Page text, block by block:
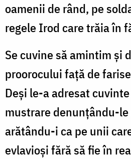
oamenii de rând, pe
regele Irod care trăia în
Se cuvine să amintim şi
proorocului faţă de
Deşi le-a adresat
mustrare denunţându-
arătându-i ca pe unii
evlavioşi fără să fie în